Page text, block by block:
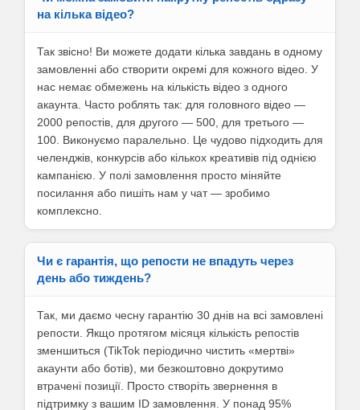
на кілька відео?
Так звісно! Ви можете додати кілька завдань в одному
замовленні або створити окремі для кожного відео. У
нас немає обмежень на кількість відео з одного
акаунта. Часто роблять так: для головного відео —
2000 репостів, для другого — 500, для третього —
100. Виконуємо паралельно. Це чудово підходить для
челенджів, конкурсів або кількох креативів під однією
кампанією. У полі замовлення просто міняйте
посилання або пишіть нам у чат — зробимо
комплексно.
Чи є гарантія, що репости не впадуть через
день або тиждень?
Так, ми даємо чесну гарантію 30 днів на всі замовлені
репости. Якщо протягом місяця кількість репостів
зменшиться (TikTok періодично чистить «мертві»
акаунти або ботів), ми безкоштовно докрутимо
втрачені позиції. Просто створіть звернення в
підтримку з вашим ID замовлення. У понад 95%